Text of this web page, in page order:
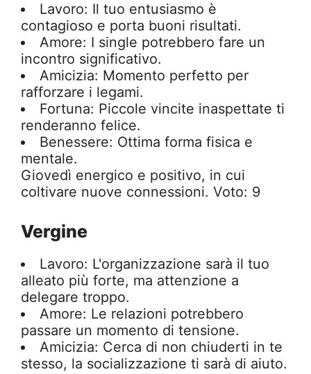
Lavoro: Il tuo entusiasmo è
contagioso e porta buoni risultati.
Amore: I single potrebbero fare un
incontro significativo.
Amicizia: Momento perfetto per
rafforzare i legami.
Fortuna: Piccole vincite inaspettate ti
renderanno felice.
Benessere: Ottima forma fisica e
mentale.
Giovedì energico e positivo, in cui
coltivare nuove connessioni. Voto: 9
Vergine
Lavoro: L'organizzazione sarà il tuo
alleato più forte, ma attenzione a
delegare troppo.
Amore: Le relazioni potrebbero
passare un momento di tensione.
Amicizia: Cerca di non chiuderti in te
stesso, la socializzazione ti sarà di aiuto.